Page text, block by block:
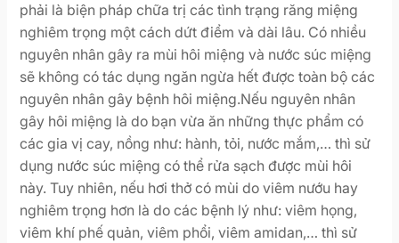
phải là biện pháp chữa trị các tình trạng răng miệng
nghiêm trọng một cách dứt điểm và dài lâu. Có nhiều
nguyên nhân gây ra mùi hôi miệng và nước súc miệng
sẽ không có tác dụng ngăn ngừa hết được toàn bộ các
nguyên nhân gây bệnh hôi miệng.Nếu nguyên nhân
gây hôi miệng là do bạn vừa ăn những thực phẩm có
các gia vị cay, nồng như: hành, tỏi, nước mắm,… thì sử
dụng nước súc miệng có thể rửa sạch được mùi hôi
này. Tuy nhiên, nếu hơi thở có mùi do viêm nướu hay
nghiêm trọng hơn là do các bệnh lý như: viêm họng,
viêm khí phế quản, viêm phổi, viêm amidan,… thì sử